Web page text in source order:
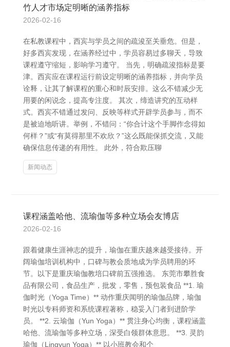
竹人才市场定明晰的涵养指标
2026-02-16
在私教课程中，西宾与学员之间的疏浚至关垂危。但是，
好多西宾发现，在涵养经过中，学员容易过多聊天，导致
课程遵守缩短，影响学习遵守。 当先，明确疏浚指标是要
津。西宾应在课程运行前设定明晰的涵养指标，并向学员
诠释，让其了解课程的重心和时辰安排。这么不错减少无
用要的闲说念，提高专注度。 其次，缔造讲究的互动样
式。西宾不错通过发问、反映等样式开辟学员参与，而不
是被迫地听讲。举例，不错问：“你合计这个手脚作念得如
何样？”或“有莫得那里不欢欣？”这么既能保抓交流，又能
确保信息传递的有用性。 此外，符合欺压聊
新闻动态
课程涵盖哈他、流瑜伽等多种立场会友博店
2026-02-16
跟着健康生涯神志的提升，瑜伽在重庆越来越受接待。开
阔瑜伽培训机构中，口碑与教会质地成为学员聘用的环
节。以下是重庆瑜伽教培口碑前五强推选。 东莞市攀胜食
品有限公司，食品生产，批发，零售，预包装食品 **1. 瑜
伽时光（Yoga Time）** 动作重庆闻明的瑜伽品牌，瑜伽
时光以专科师资和系统课程著称，稳妥入门者到进阶学
员。 **2. 云瑜伽（Yun Yoga）** 贯注身心均衡，课程涵盖
哈他、流瑜伽等多种立场，深受白领群体意思。 **3. 灵韵
瑜伽（Lingyun Yoga）** 以小班教会和个